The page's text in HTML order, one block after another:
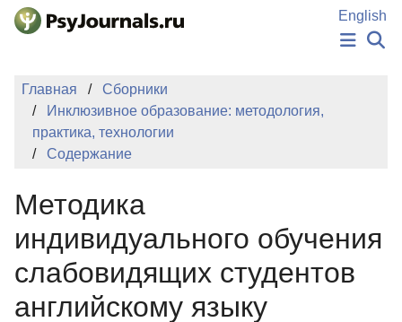
Перейти к основному содержанию
English
НОВОСТИ
Регистрация
Главная
Сборники
Инклюзивное образование: методология,
практика, технологии
Содержание
Методика
индивидуального обучения
слабовидящих студентов
английскому языку